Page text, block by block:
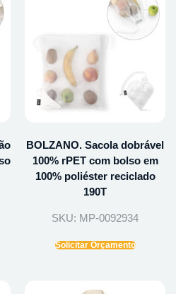
BOLZANO. Sacola dobrável
100% rPET com bolso em
100% poliéster reciclado
190T
SKU: MP-0092934
Solicitar Orçamento